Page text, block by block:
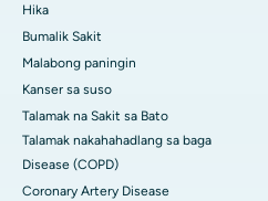
Hika
Bumalik Sakit
Malabong paningin
Kanser sa suso
Talamak na Sakit sa Bato
Talamak nakahahadlang sa baga
Disease (COPD)
Coronary Artery Disease